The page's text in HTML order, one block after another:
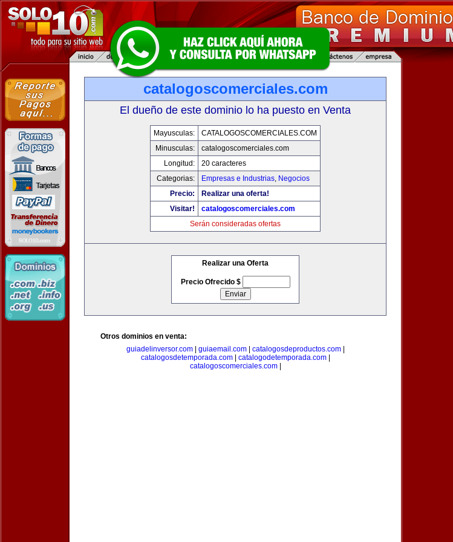
catalogoscomerciales.com
El dueño de este dominio lo ha puesto en Venta
Mayusculas:
CATALOGOSCOMERCIALES.COM
Minusculas:
catalogoscomerciales.com
Longitud:
20 caracteres
Categorias:
Empresas e Industrias, Negocios
Precio:
Realizar una oferta!
Visitar!
catalogoscomerciales.com
Serán consideradas ofertas
Realizar una Oferta
Precio Ofrecido $
Otros dominios en venta:
guiadelinversor.com| guiaemail.com| catalogosdeproductos.com|
catalogosdetemporada.com| catalogodetemporada.com|
catalogoscomerciales.com|